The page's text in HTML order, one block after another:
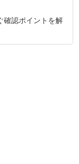
確認ポイントを解